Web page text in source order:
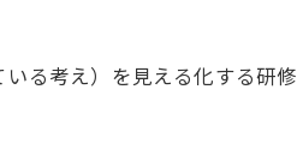
る考え）を見える化する研修